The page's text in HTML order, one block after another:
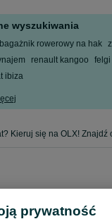
wyszukiwania
bagażnik rowerowy na hak
renault kangoo
ibiza
prywatność